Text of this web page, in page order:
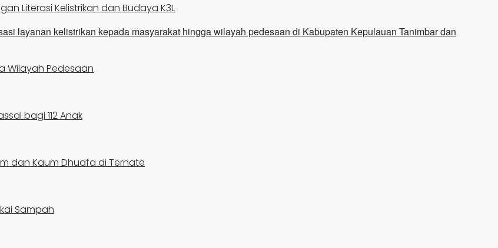
Literasi Kelistrikan dan Budaya K3L
Wilayah Pedesaan
bagi 112 Anak
dan Kaum Dhuafa di Ternate
Sampah